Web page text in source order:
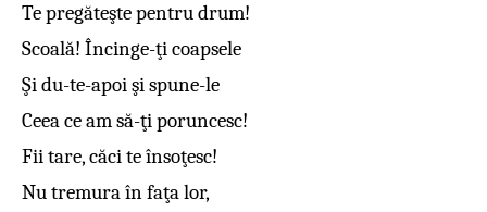
Te pregăteşte pentru drum!
Scoală! Încinge-ţi coapsele
Şi du-te-apoi şi spune-le
Ceea ce am să-ţi poruncesc!
Fii tare, căci te însoţesc!
Nu tremura în faţa lor,